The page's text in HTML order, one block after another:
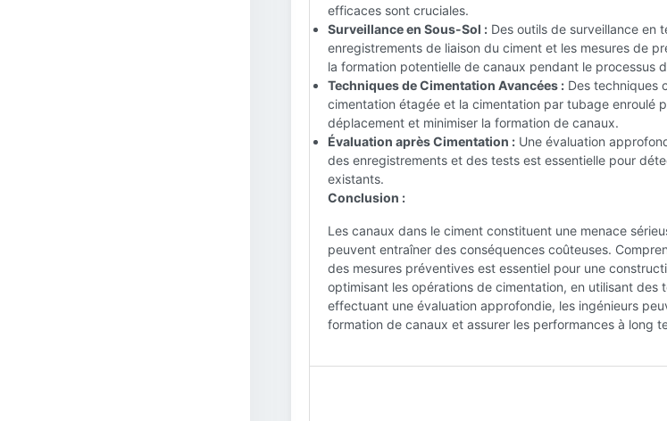
efficaces sont cruciales.
Surveillance en Sous-Sol : Des outils de surveillance en
enregistrements de liaison du ciment et les mesures de
la formation potentielle de canaux pendant le processus
Techniques de Cimentation Avancées : Des techniques
cimentation étagée et la cimentation par tubage enroulé
déplacement et minimiser la formation de canaux.
Évaluation après Cimentation : Une évaluation
des enregistrements et des tests est essentielle pour
existants.
Conclusion :
Les canaux dans le ciment constituent une menace
peuvent entraîner des conséquences coûteuses.
des mesures préventives est essentiel pour une
optimisant les opérations de cimentation, en utilisant des
effectuant une évaluation approfondie, les ingénieurs
formation de canaux et assurer les performances à long